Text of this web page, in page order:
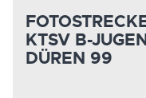
KTSV B-
DÜREN 99